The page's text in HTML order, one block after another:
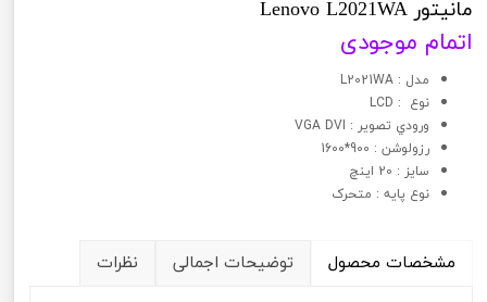
مانیتور Lenovo L2021WA
اتمام موجودی
مدل : L2021WA
نوع : LCD
ورودي تصوير : VGA DVI
رزولوشن : 900*1600
سايز : 20 اینچ
نوع پايه : متحرک
مشخصات محصول توضیحات اجمالی نظرات